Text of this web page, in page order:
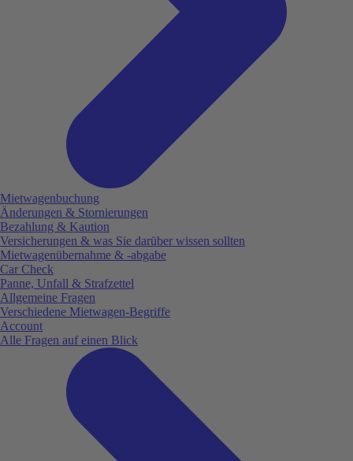
Mietwagenbuchung
Änderungen & Stornierungen
Bezahlung & Kaution
Versicherungen & was Sie darüber wissen sollten
Mietwagenübernahme & -abgabe
Car Check
Panne, Unfall & Strafzettel
Allgemeine Fragen
Verschiedene Mietwagen-Begriffe
Account
Alle Fragen auf einen Blick